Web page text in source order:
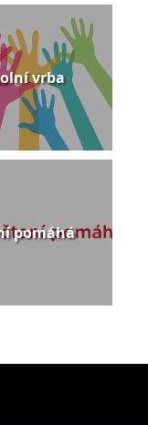
vrba
pomáhá